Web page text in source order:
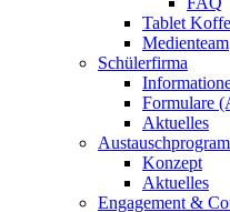
Tablet
Medienteam
Schülerfirma
Formulare
Aktuelles
Konzept
Aktuelles
Engagement &